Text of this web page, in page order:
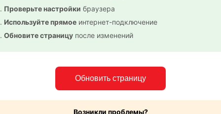
Проверьте настройки браузера
Используйте прямое интернет-подключение
Обновите страницу после изменений
Обновить страницу
Возникли проблемы?